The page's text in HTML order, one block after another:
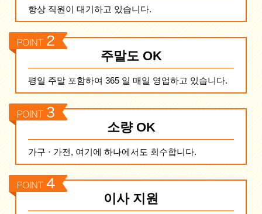
항상 직원이 대기하고 있습니다.
주말도 OK
평일 주말 포함하여 365 일 매일 영업하고 있습니다.
소량 OK
가구 · 가전, 여기에 하나에서도 회수합니다.
이사 지원